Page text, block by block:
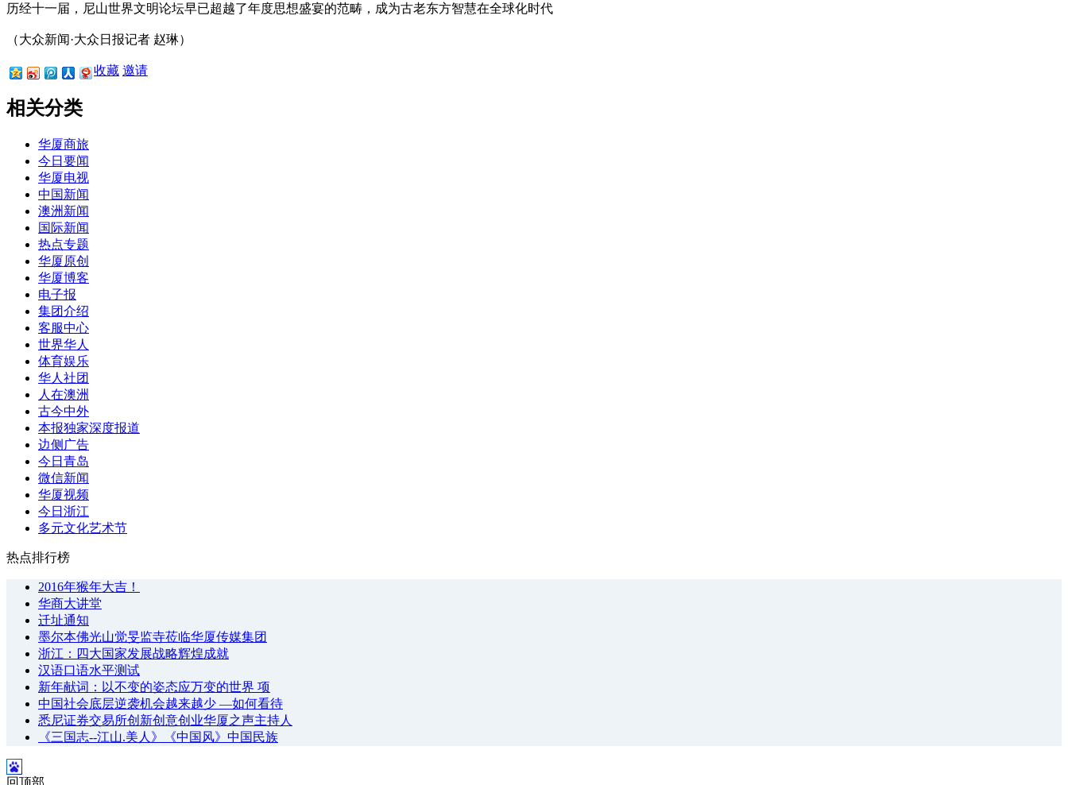
历经十一届，尼山世界文明论坛早已超越了年度思想盛宴的范畴，成为古老东方智慧在全球化时代
（大众新闻·大众日报记者 赵琳）
收藏 邀请
相关分类
华厦商旅
今日要闻
华厦电视
中国新闻
澳洲新闻
国际新闻
热点专题
华厦原创
华厦博客
电子报
集团介绍
客服中心
世界华人
体育娱乐
华人社团
人在澳洲
古今中外
本报独家深度报道
边侧广告
今日青岛
微信新闻
华厦视频
今日浙江
多元文化艺术节
热点排行榜
2016年猴年大吉！
华商大讲堂
迁址通知
墨尔本佛光山觉旻监寺莅临华厦传媒集团
浙江：四大国家发展战略辉煌成就
汉语口语水平测试
新年献词：以不变的姿态应万变的世界 项
中国社会底层逆袭机会越来越少 —如何看待
悉尼证券交易所创新创意创业华厦之声主持人
《三国志--江山.美人》《中国风》中国民族
回顶部